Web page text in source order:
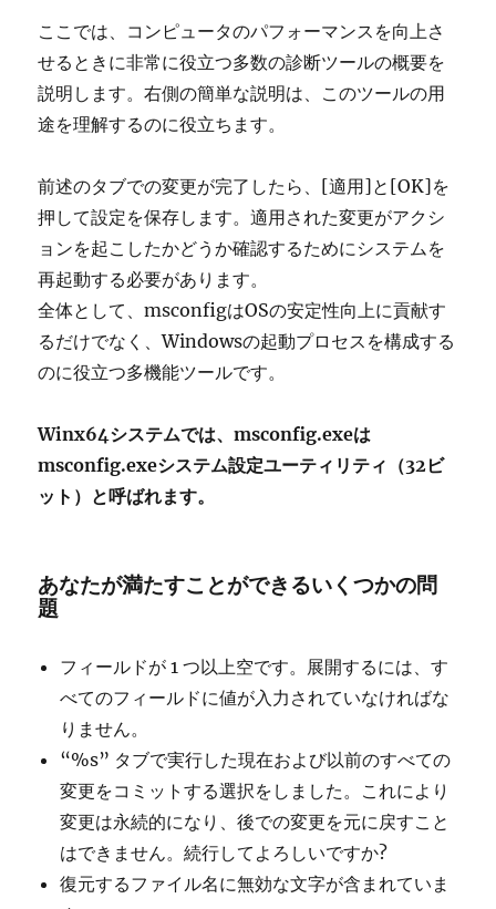
ここでは、コンピュータのパフォーマンスを向上さ
せるときに非常に役立つ多数の診断ツールの概要を
説明します。右側の簡単な説明は、このツールの用
途を理解するのに役立ちます。
前述のタブでの変更が完了したら、[適用]と[OK]を
押して設定を保存します。適用された変更がアクシ
ョンを起こしたかどうか確認するためにシステムを
再起動する必要があります。
全体として、msconfigはOSの安定性向上に貢献す
るだけでなく、Windowsの起動プロセスを構成する
のに役立つ多機能ツールです。
Winx64システムでは、msconfig.exeは
msconfig.exeシステム設定ユーティリティ（32ビ
ット）と呼ばれます。
あなたが満たすことができるいくつかの問
題
フィールドが 1 つ以上空です。展開するには、す
べてのフィールドに値が入力されていなければな
りません。
“%s” タブで実行した現在および以前のすべての
変更をコミットする選択をしました。これにより
変更は永続的になり、後での変更を元に戻すこと
はできません。続行してよろしいですか?
復元するファイル名に無効な文字が含まれていま